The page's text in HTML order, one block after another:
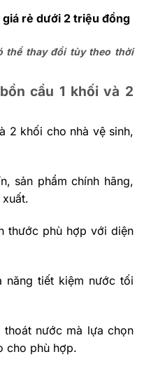
giá rẻ dưới 2 triệu đồng
thể thay đổi tùy theo thời
cầu 1 khối và 2
2 khối cho nhà vệ sinh,
sản phẩm chính hãng,
thước phù hợp với diện
năng tiết kiệm nước tối
nước mà lựa chọn
cho phù hợp.